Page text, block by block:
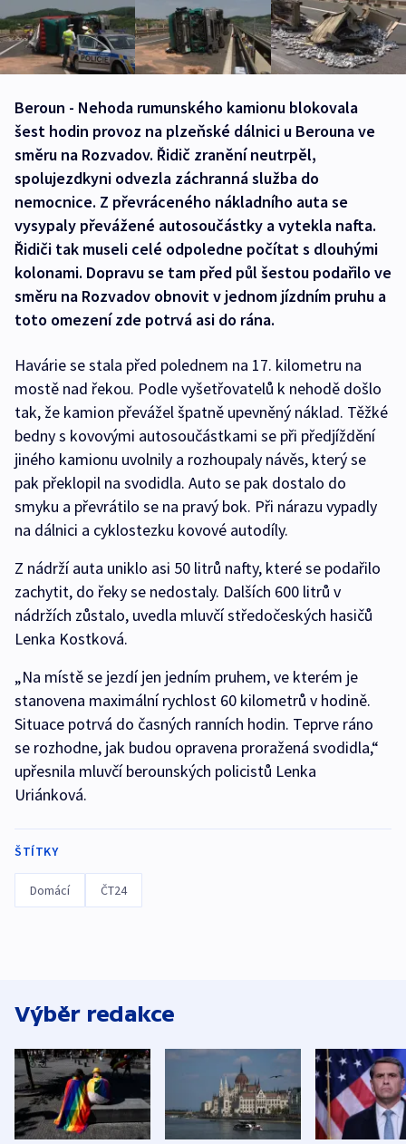
Beroun - Nehoda rumunského kamionu blokovala
šest hodin provoz na plzeňské dálnici u Berouna ve
směru na Rozvadov. Řidič zranění neutrpěl,
spolujezdkyni odvezla záchranná služba do
nemocnice. Z převráceného nákladního auta se
vysypaly převážené autosoučástky a vytekla nafta.
Řidiči tak museli celé odpoledne počítat s dlouhými
kolonami. Dopravu se tam před půl šestou podařilo ve
směru na Rozvadov obnovit v jednom jízdním pruhu a
toto omezení zde potrvá asi do rána.
Havárie se stala před polednem na 17. kilometru na
mostě nad řekou. Podle vyšetřovatelů k nehodě došlo
tak, že kamion převážel špatně upevněný náklad. Těžké
bedny s kovovými autosoučástkami se při předjíždění
jiného kamionu uvolnily a rozhoupaly návěs, který se
pak překlopil na svodidla. Auto se pak dostalo do
smyku a převrátilo se na pravý bok. Při nárazu vypadly
na dálnici a cyklostezku kovové autodíly.
Z nádrží auta uniklo asi 50 litrů nafty, které se podařilo
zachytit, do řeky se nedostaly. Dalších 600 litrů v
nádržích zůstalo, uvedla mluvčí středočeských hasičů
Lenka Kostková.
„Na místě se jezdí jen jedním pruhem, ve kterém je
stanovena maximální rychlost 60 kilometrů v hodině.
Situace potrvá do časných ranních hodin. Teprve ráno
se rozhodne, jak budou opravena proražená svodidla,“
upřesnila mluvčí berounských policistů Lenka
Uriánková.
ŠTÍTKY
Domácí ČT24
Výběr redakce